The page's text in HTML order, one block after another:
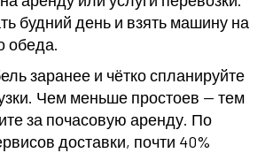
будний день и взять машину на
обеда.
заранее и чётко спланируйте
Чем меньше простоев — тем
за почасовую аренду. По
доставки, почти 40%